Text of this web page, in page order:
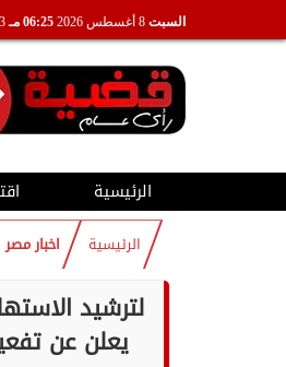
السبت 06:25 مـ 23
الرئيسية
الرئيسية اخبار مصر
لترشيد
يعلن عن